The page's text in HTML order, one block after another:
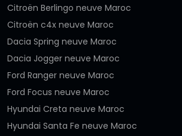
Citroën Berlingo neuve Maroc
Citroën c4x neuve Maroc
Dacia Spring neuve Maroc
Dacia Jogger neuve Maroc
Ford Ranger neuve Maroc
Ford Focus neuve Maroc
Hyundai Creta neuve Maroc
Hyundai Santa Fe neuve Maroc